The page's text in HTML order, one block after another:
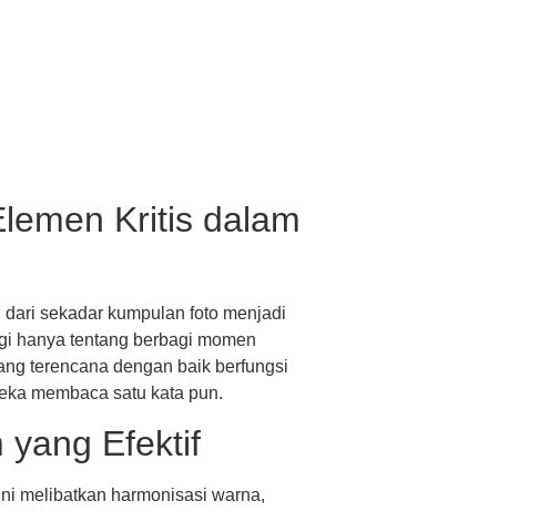
Kritis dalam
sekadar kumpulan foto menjadi
hanya tentang berbagi momen
terencana dengan baik berfungsi
membaca satu kata pun.
yang Efektif
melibatkan harmonisasi warna,